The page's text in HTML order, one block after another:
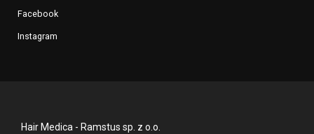
Facebook
Instagram
Hair Medica - Ramstus sp. z o.o.